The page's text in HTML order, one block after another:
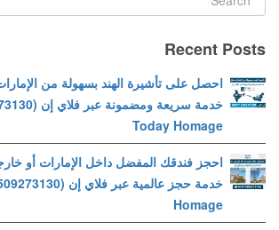
Recent Posts
احصل على تأشيرة الهند بسهولة من
Today Homage
احجز فندقك المفضل داخل الإمارات أو
Homage